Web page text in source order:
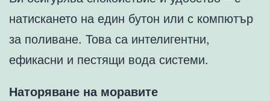
натискането на един бутон или с компютър
за поливане. Това са интелигентни,
ефикасни и пестящи вода системи.
Наторяване на моравите